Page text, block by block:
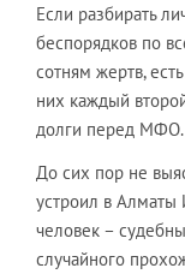
Если разбирать
беспорядков по
сотням жертв,
них каждый
долги перед МФО.
До сих пор не
устроил в
человек –
случайного